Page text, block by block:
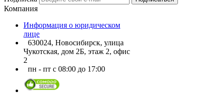
Компания
Информация о юридическом
лице
630024, Новосибирск, улица
Чукотская, дом 2Б, этаж 2, офис
2
пн - пт с 08:00 до 17:00